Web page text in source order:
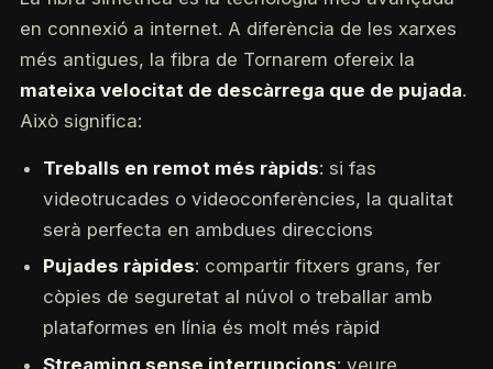
en connexió a internet. A diferència de les xarxes
més antigues, la fibra de Tornarem ofereix la
mateixa velocitat de descàrrega que de pujada.
Això significa:
Treballs en remot més ràpids: si fas
videotrucades o videoconferències, la qualitat
serà perfecta en ambdues direccions
Pujades ràpides: compartir fitxers grans, fer
còpies de seguretat al núvol o treballar amb
plataformes en línia és molt més ràpid
Streaming sense interrupcions: veure